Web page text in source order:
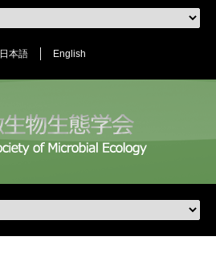
日本語 English